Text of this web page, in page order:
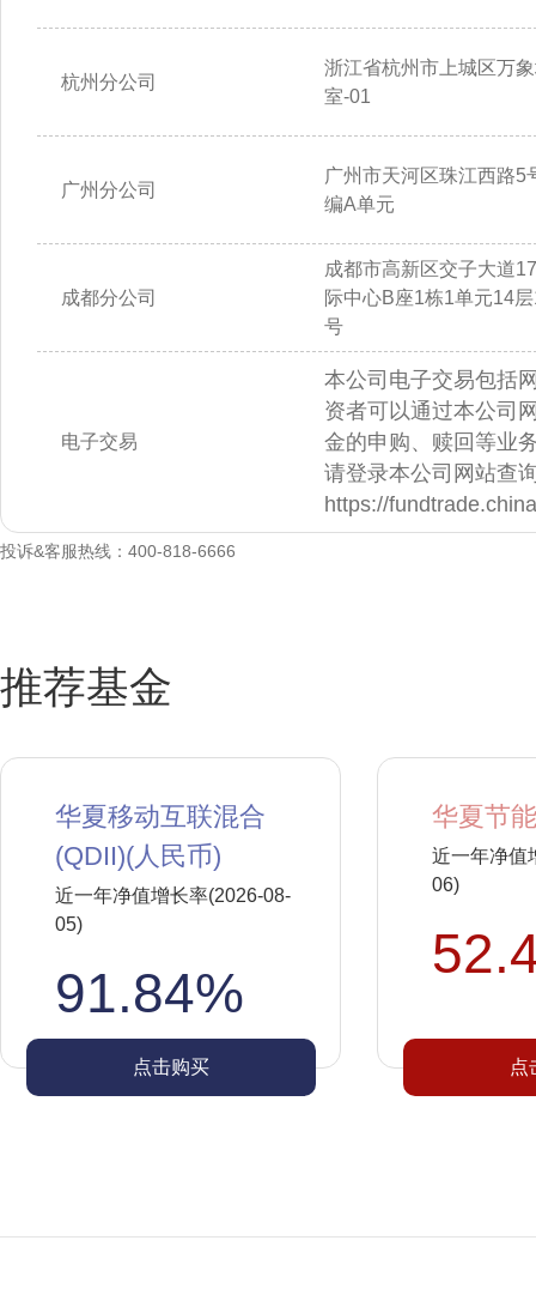
杭州分公司
浙江省杭州市上城区万
室-01
广州分公司
广州市天河区珠江西路5
编A单元
成都分公司
成都市高新区交子大道
际中心B座1栋1单元14
号
电子交易
本公司电子交易包括
资者可以通过本公司
金的申购、赎回等业
请登录本公司网站查
https://
投诉&客服热线：400-818-6666
推荐基金
华夏移动互联混合
(QDII)(人民币)
近一年净值增长率(2026-08-
05)
91.84%
点击购买
华夏节
近一年净值
06)
点